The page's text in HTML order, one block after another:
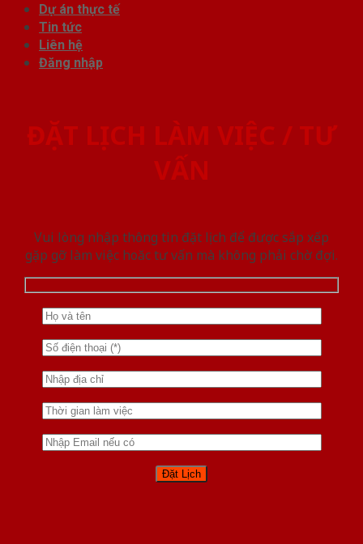
Dự án thực tế
Tin tức
Liên hệ
Đăng nhập
ĐẶT LỊCH LÀM VIỆC / TƯ
VẤN
Vui lòng nhập thông tin đặt lịch để được sắp xếp
gặp gỡ làm việc hoăc tư vấn mà không phải chờ đợi.